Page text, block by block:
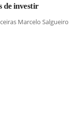
de investir
Marcelo Salgueiro